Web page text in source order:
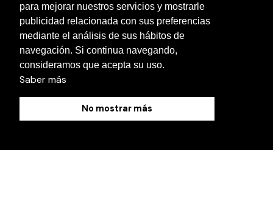
para mejorar nuestros servicios y mostrarle
publicidad relacionada con sus preferencias
mediante el análisis de sus hábitos de
navegación. Si continua navegando,
consideramos que acepta su uso.
Saber más
No mostrar más
Serial number
Other cities
Contact us